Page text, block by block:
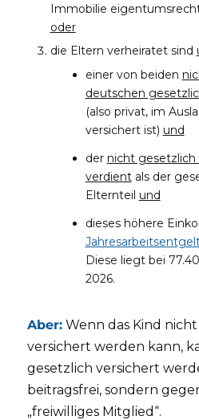
Immobilie
oder
die Eltern verheiratet sind
einer von beiden
deutschen
(also privat, im
versichert ist) und
der nicht
verdientals der
Elternteil und
dieses höhere
Diese liegt bei
2026.
Aber:Wenn das Kind
versichert werden kann,
gesetzlich versichert
beitragsfrei, sondern
„freiwilliges Mitglied“.